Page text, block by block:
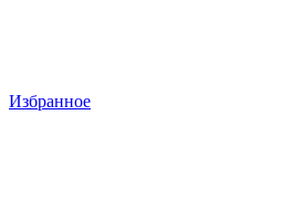
Избранное